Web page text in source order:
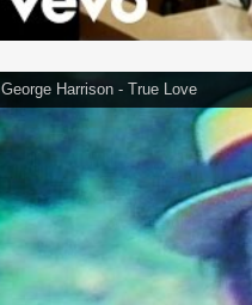
George Harrison - True Love